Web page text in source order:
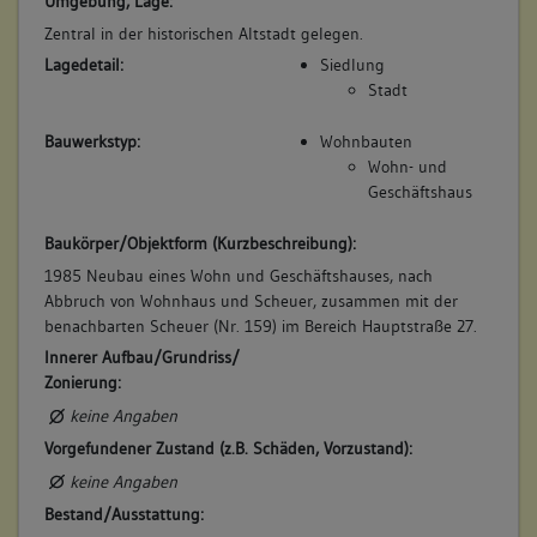
Betroffene Gebäudeteile:
keine
7. Besitzer:in:
Deisinger, Witwe
Witwe des Hans Jacob Deisinger
Bemerkung Besitz:
besitzt
Beschreibung:
Beruf / Amt / Titel:
keiner
Betroffene Gebäudeteile:
keine
Zentral in der historischen Altstadt gelegen.
Lagedetail:
Siedlung
Stadt
Bauwerkstyp:
Wohnbauten
Wohn- und
Geschäftshaus
Baukörper/Objektform (Kurzbeschreibung):
1985 Neubau eines Wohn und Geschäftshauses, nach
Abbruch von Wohnhaus und Scheuer, zusammen mit der
benachbarten Scheuer (Nr. 159) im Bereich Hauptstraße 27.
Innerer Aufbau/Grundriss/
Zonierung:
keine Angaben
Vorgefundener Zustand (z.B. Schäden, Vorzustand):
keine Angaben
Bestand/Ausstattung: